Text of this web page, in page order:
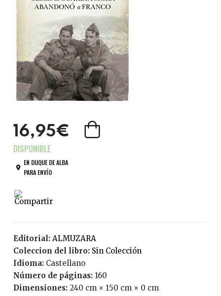
16,95€
EN DUQUE DE ALBA
PARA ENVÍO
Editorial:
ALMUZARA
Coleccion del libro:
Sin Colección
Idioma:
Castellano
Número de páginas: 160
Dimensiones: 240 cm × 150 cm × 0 cm